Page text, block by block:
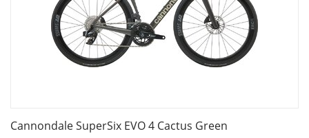
Cannondale SuperSix EVO 4 Cactus Green